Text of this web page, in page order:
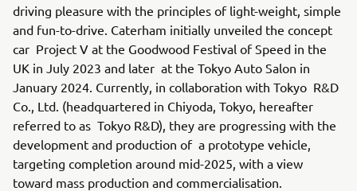
driving pleasure with the principles of light-weight, simple
and fun-to-drive. Caterham initially unveiled the concept
car Project V at the Goodwood Festival of Speed in the
UK in July 2023 and later at the Tokyo Auto Salon in
January 2024. Currently, in collaboration with Tokyo R&D
Co., Ltd. (headquartered in Chiyoda, Tokyo, hereafter
referred to as Tokyo R&D), they are progressing with the
development and production of a prototype vehicle,
targeting completion around mid-2025, with a view
toward mass production and commercialisation.